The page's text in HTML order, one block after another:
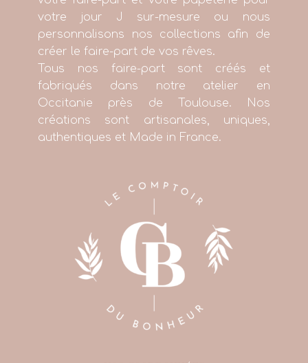
votre jour J sur-mesure ou nous
personnalisons nos collections afin de
créer le faire-part de vos rêves.
Tous nos faire-part sont créés et
fabriqués dans notre atelier en
Occitanie près de Toulouse. Nos
créations sont artisanales, uniques,
authentiques et Made in France.